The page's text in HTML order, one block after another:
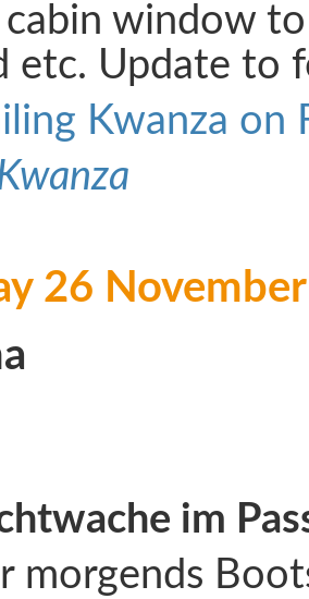
window
etc. Update to
Kwanza on
26 November
im
morgends